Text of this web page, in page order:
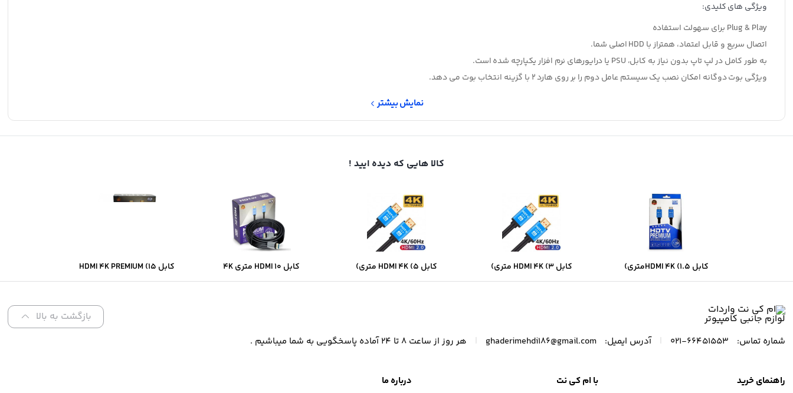
ویژگی های کلیدی:
Plug & Play برای سهولت استفاده
اتصال سریع و قابل اعتماد، همتراز با HDD اصلی شما.
به طور کامل در لپ تاپ بدون نیاز به کابل، PSU یا درایورهای نرم افزار یکپارچه شده است.
ویژگی بوت دوگانه امکان نصب یک سیستم عامل دوم را بر روی هارد 2 با گزینه انتخاب بوت می دهد.
نمایش بیشتر
کالا هایی که دیده ایید !
کابل HDMI 4K (1.5متری) کابل HDMI 4K (3 متری) کابل HDMI 4K (5 متری) کابل HDMI 10 متری 4K
کابل HDMI 4K PREMIUM (15
متری)
بازگشت به بالا
شماره تماس: 66451553-021 آدرس ایمیل: ghaderimehdi186@gmail.com هر روز از ساعت 8 تا 24 آماده پاسخگویی به شما میباشیم .
راهنمای خرید با ام کی نت درباره ما